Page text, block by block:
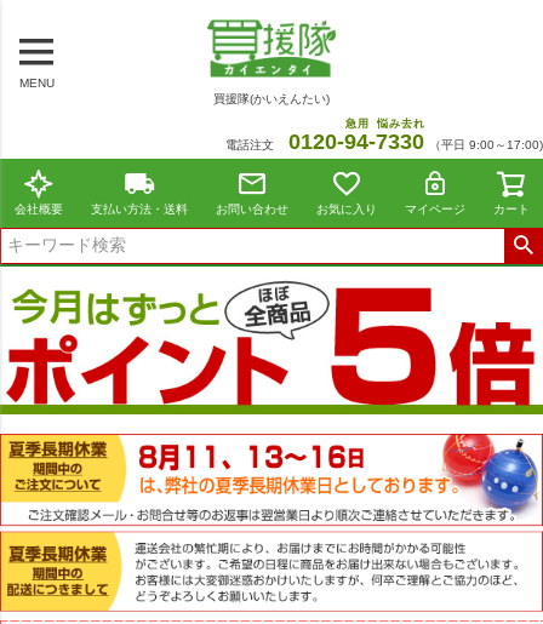
MENU
買援隊(かいえんたい)
電話注文 0120-94
急用
-7330
悩み去れ
（平日 9:00～17:00)
会社概要 支払い方法・送料 お問い合わせ お気に入り マイページ カート